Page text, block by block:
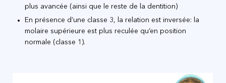
plus avancée (ainsi que le reste de la dentition)
En présence d’une classe 3, la relation est inversée: la
molaire supérieure est plus reculée qu’en position
normale (classe 1).